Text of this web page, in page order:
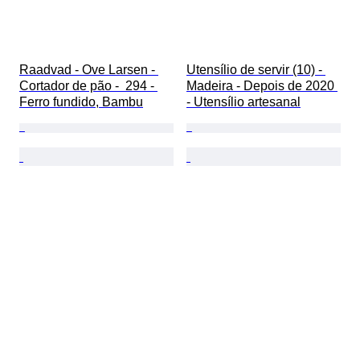
Raadvad - Ove Larsen -
Cortador de pão -  294 -
Ferro fundido, Bambu
Utensílio de servir (10) -
Madeira - Depois de 2020
- Utensílio artesanal